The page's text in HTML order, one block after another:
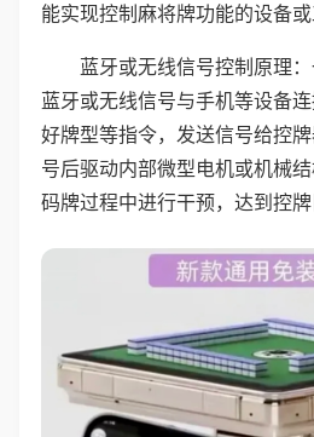
能实现控制麻将牌功能的设备或
蓝牙或无线信号控制原理
蓝牙或无线信号与手机等设备
好牌型等指令，发送信号给控
号后驱动内部微型电机或机械结
码牌过程中进行干预，达到控牌